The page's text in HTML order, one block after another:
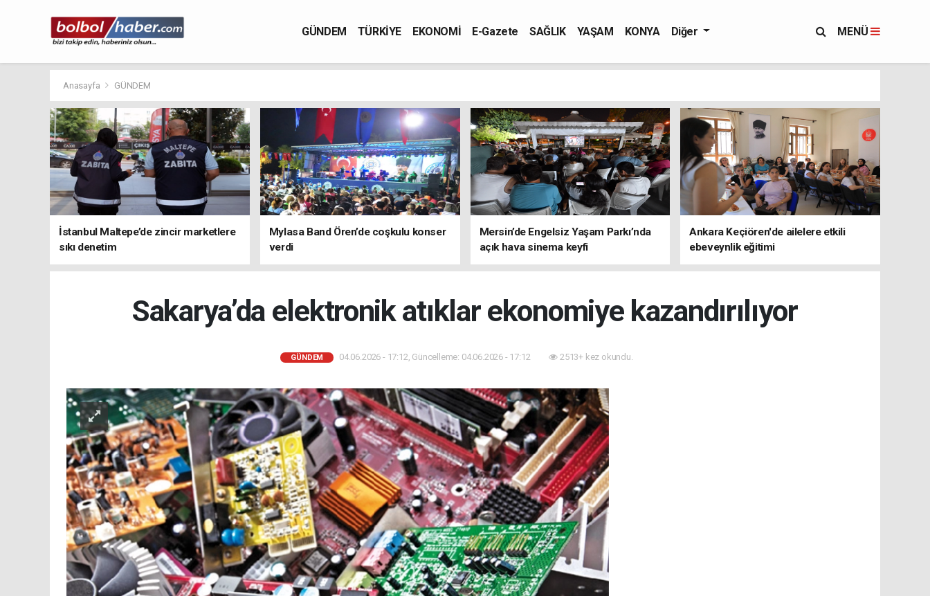
GÜNDEM TÜRKİYE EKONOMİ E-Gazete SAĞLIK YAŞAM KONYA Diğer MENÜ
Anasayfa GÜNDEM
İstanbul Maltepe’de zincir marketlere
sıkı denetim
Mylasa Band Ören’de coşkulu konser
verdi
Mersin’de Engelsiz Yaşam Parkı’nda
açık hava sinema keyfi
Ankara Keçiören'de ailelere etkili
ebeveynlik eğitimi
Sakarya’da elektronik atıklar ekonomiye kazandırılıyor
GÜNDEM 04.06.2026 - 17:12, Güncelleme: 04.06.2026 - 17:12 2513+ kez okundu.